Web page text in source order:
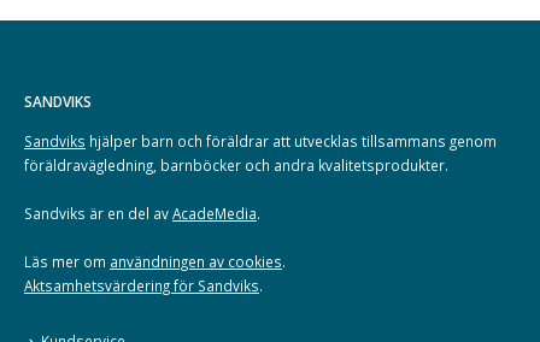
SANDVIKS
Sandviks hjälper barn och föräldrar att utvecklas tillsammans genom
föräldravägledning, barnböcker och andra kvalitetsprodukter.
Sandviks är en del avAcadeMedia.
Läs mer om användningen av cookies.
Aktsamhetsvärdering för Sandviks.